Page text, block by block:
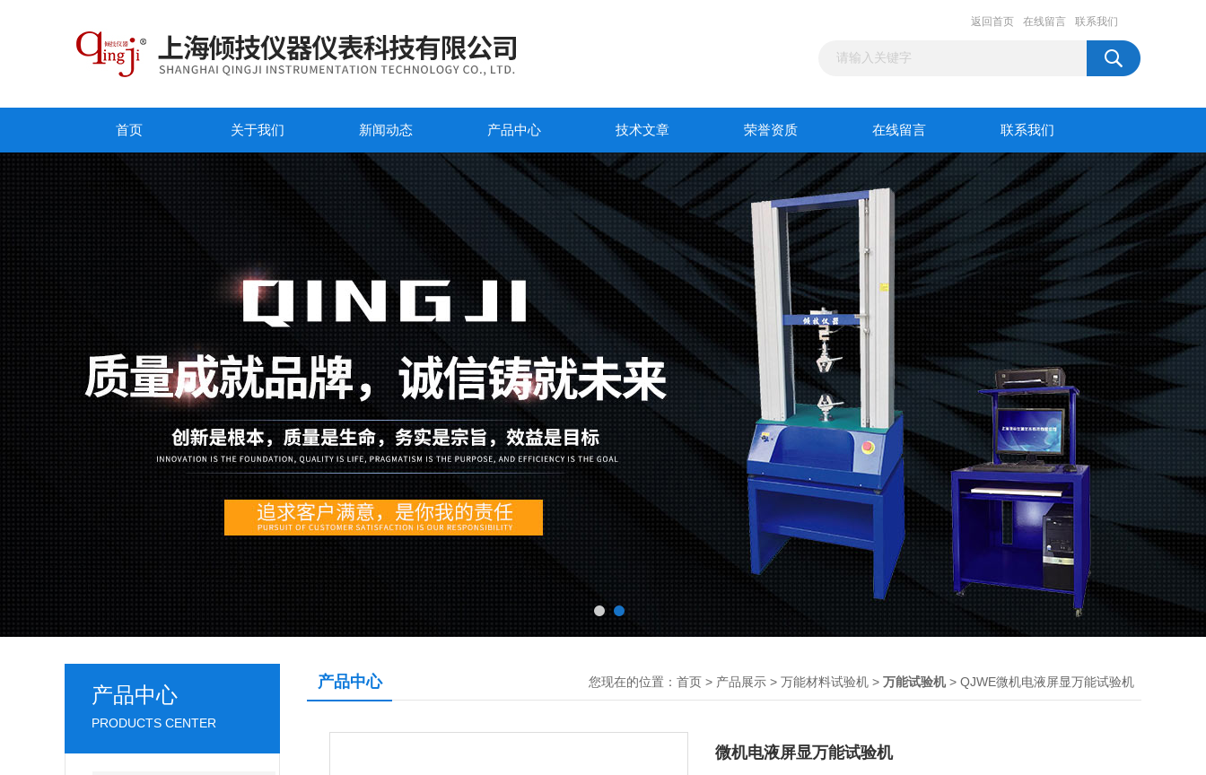
返回首页 在线留言 联系我们
首页 关于我们 新闻动态 产品中心 技术文章 荣誉资质 在线留言 联系我们
产品中心
PRODUCTS CENTER
产品中心 您现在的位置： 首页 > 产品展示 > 万能材料试验机 > 万能试验机> QJWE微机电液屏显万能试验机
微机电液屏显万能试验机